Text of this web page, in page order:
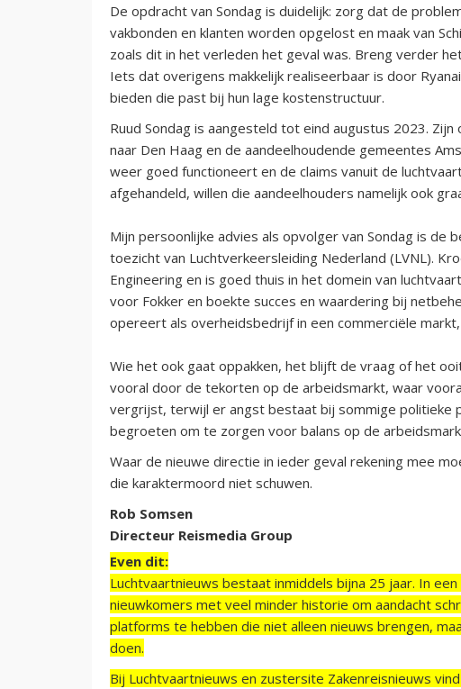
De opdracht van Sondag is duidelijk: zorg dat de
vakbonden en klanten worden opgelost en maak van
zoals dit in het verleden het geval was. Breng verder
Iets dat overigens makkelijk realiseerbaar is door
bieden die past bij hun lage kostenstructuur.
Ruud Sondag is aangesteld tot eind augustus 2023.
naar Den Haag en de aandeelhoudende gemeentes
weer goed functioneert en de claims vanuit de
afgehandeld, willen die aandeelhouders namelijk ook
Mijn persoonlijke advies als opvolger van Sondag is de
toezicht van Luchtverkeersleiding Nederland (LVNL).
Engineering en is goed thuis in het domein van
voor Fokker en boekte succes en waardering bij
opereert als overheidsbedrijf in een commerciële markt,
Wie het ook gaat oppakken, het blijft de vraag of het
vooral door de tekorten op de arbeidsmarkt, waar
vergrijst, terwijl er angst bestaat bij sommige politieke
begroeten om te zorgen voor balans op de
Waar de nieuwe directie in ieder geval rekening mee
die karaktermoord niet schuwen.
Rob Somsen
Directeur Reismedia Group
Even dit:
Luchtvaartnieuws bestaat inmiddels bijna 25 jaar. In
nieuwkomers met veel minder historie om aandacht
platforms te hebben die niet alleen nieuws brengen,
doen.
Bij Luchtvaartnieuws en zustersite Zakenreisnieuws